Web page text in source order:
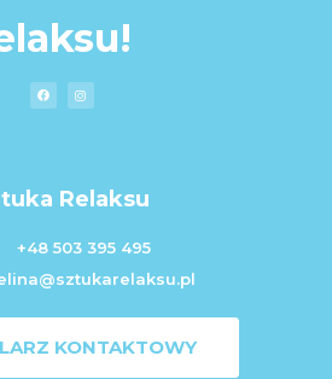
Relaksu
+48 503 395 495
KONTAKTOWY